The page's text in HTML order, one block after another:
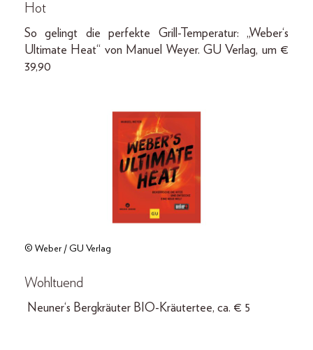
Hot
So gelingt die perfekte Grill-Temperatur: „Weber‘s
Ultimate Heat“ von Manuel Weyer. GU Verlag, um €
39,90
© Weber / GU Verlag
Wohltuend
Neuner‘s Bergkräuter BIO-Kräutertee, ca. € 5